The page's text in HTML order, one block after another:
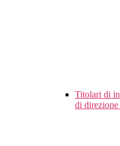
Titolari di
di